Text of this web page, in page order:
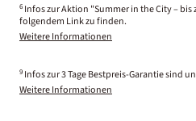
6 Infos zur Aktion "Summer in the City – bis
folgendem Link zu finden.
Weitere Informationen
9 Infos zur 3 Tage Bestpreis-Garantie sind
Weitere Informationen